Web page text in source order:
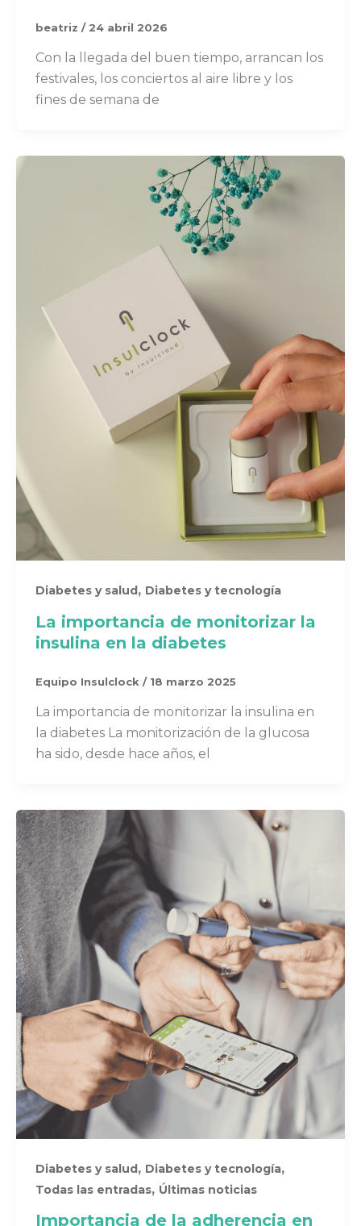
beatriz / 24 abril 2026
Con la llegada del buen tiempo, arrancan los
festivales, los conciertos al aire libre y los
fines de semana de
Diabetes y salud, Diabetes y tecnología
La importancia de monitorizar la
insulina en la diabetes
Equipo Insulclock / 18 marzo 2025
La importancia de monitorizar la insulina en
la diabetes La monitorización de la glucosa
ha sido, desde hace años, el
Diabetes y salud, Diabetes y tecnología,
Todas las entradas, Últimas noticias
Importancia de la adherencia en